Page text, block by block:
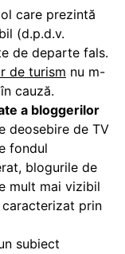
care prezintă
(d.p.d.v.
de departe fals.
de turism nu m-
cauză.
a bloggerilor
deosebire de TV
fondul
blogurile de
mult mai vizibil
prin
subiect